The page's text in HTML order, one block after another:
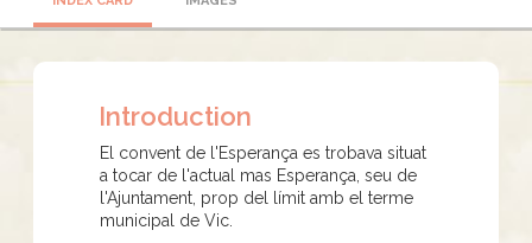
Introduction
El convent de l'Esperança es trobava situat
a tocar de l'actual mas Esperança, seu de
l'Ajuntament, prop del límit amb el terme
municipal de Vic.